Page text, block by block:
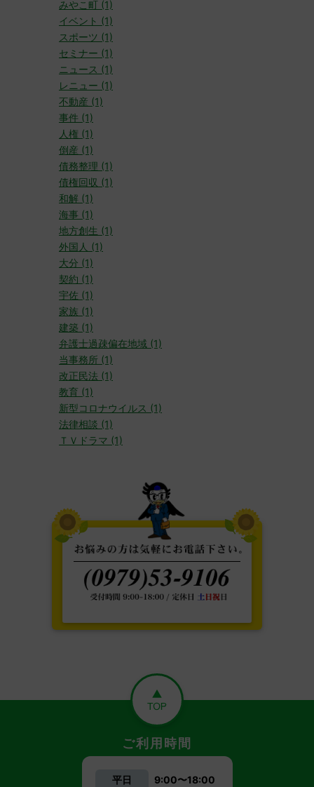
みやこ町 (1)
イベント (1)
スポーツ (1)
セミナー (1)
ニュース (1)
レニュー (1)
不動産 (1)
事件 (1)
人権 (1)
倒産 (1)
債務整理 (1)
債権回収 (1)
和解 (1)
海事 (1)
地方創生 (1)
外国人 (1)
大分 (1)
契約 (1)
宇佐 (1)
家族 (1)
建築 (1)
弁護士過疎偏在地域 (1)
当事務所 (1)
改正民法 (1)
教育 (1)
新型コロナウイルス (1)
法律相談 (1)
ＴＶドラマ (1)
ご利用時間
平日 9:00〜18:00